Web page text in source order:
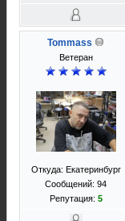
Tommass
Ветеран
Откуда: Екатеринбург
Сообщений: 94
Репутация: 5